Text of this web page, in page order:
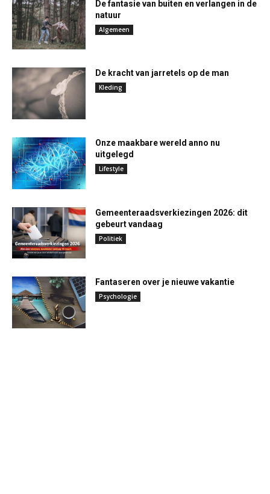
De fantasie van buiten en verlangen in de
natuur
Algemeen
De kracht van jarretels op de man
Kleding
Onze maakbare wereld anno nu
uitgelegd
Lifestyle
Gemeenteraadsverkiezingen 2026: dit
gebeurt vandaag
Politiek
Fantaseren over je nieuwe vakantie
Psychologie